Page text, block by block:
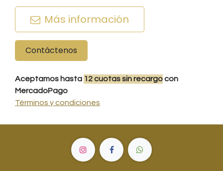
Más información
Contáctenos
Aceptamos hasta 12cuotassin recargocon
MercadoPago
Términos y condiciones